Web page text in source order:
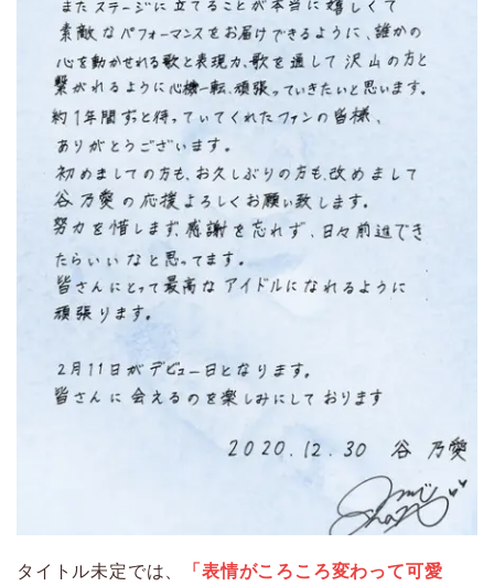
タイトル未定では、
「表情がころころ変わって可愛